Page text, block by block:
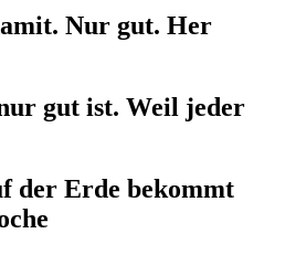
Nur gut. Her
gut ist. Weil jeder
der Erde bekommt